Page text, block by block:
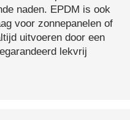
naden. EPDM is ook
voor zonnepanelen of
uitvoeren door een
lekvrij